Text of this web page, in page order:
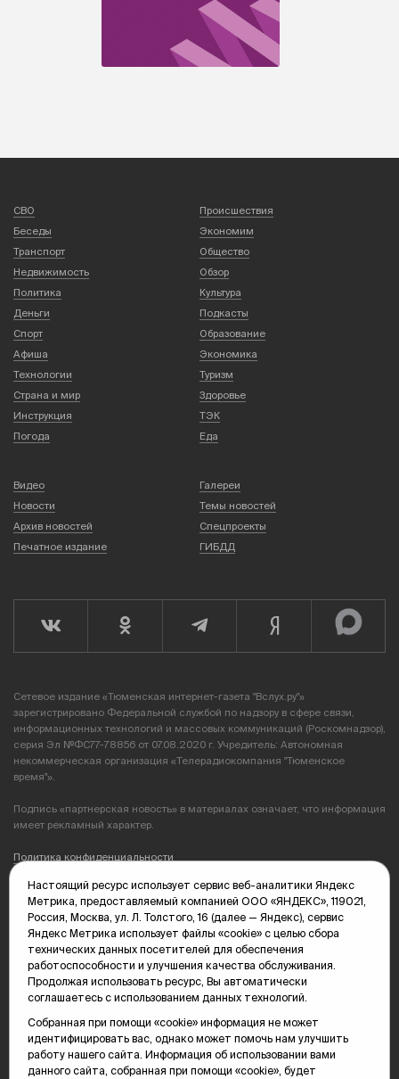
СВО
Происшествия
Беседы
Экономим
Транспорт
Общество
Недвижимость
Обзор
Политика
Культура
Деньги
Подкасты
Спорт
Образование
Афиша
Экономика
Технологии
Туризм
Страна и мир
Здоровье
Инструкция
ТЭК
Погода
Еда
Видео
Галереи
Новости
Темы новостей
Архив новостей
Спецпроекты
Печатное издание
ГИБДД
Сетевое издание «Тюменская интернет-газета "Вслух.ру"»
зарегистрировано Федеральной службой по надзору в сфере связи,
информационных технологий и массовых коммуникаций (Роскомнадзор),
серия Эл №ФС77-78856 от 07.08.2020 г. Учредитель: Автономная
некоммерческая организация «Телерадиокомпания "Тюменское
время"».
Подпись «партнерская новость» в материалах означает, что информация
имеет рекламный характер.
Политика конфиденциальности
Редакция: 625035, Тюмень, пр. Геологоразведчиков, 28А
(3452) 68-89-05
edit@vsluh.ru
Главный редактор: Панкина Т.Ю.
kika@vsluh.ru
По вопросам рекламы:
(3452) 68-89-78
kotovaev@sibinformburo.ru
mim@vsluh.ru
Настоящий ресурс использует сервис веб-аналитики Яндекс
Метрика, предоставляемый компанией ООО «ЯНДЕКС», 119021,
Россия, Москва, ул. Л. Толстого, 16 (далее — Яндекс), сервис
Яндекс Метрика использует файлы «cookie» с целью сбора
технических данных посетителей для обеспечения
работоспособности и улучшения качества обслуживания.
Продолжая использовать ресурс, Вы автоматически
соглашаетесь с использованием данных технологий.
Собранная при помощи «cookie» информация не может
идентифицировать вас, однако может помочь нам улучшить
работу нашего сайта. Информация об использовании вами
данного сайта, собранная при помощи «cookie», будет